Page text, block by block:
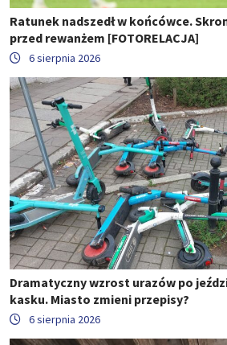
Ratunek nadszedł w końcówce.
przed rewanżem [FOTORELACJA]
6 sierpnia 2026
Dramatyczny wzrost urazów po
kasku. Miasto zmieni przepisy?
6 sierpnia 2026